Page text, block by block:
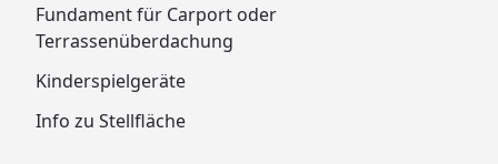
Fundament für Carport oder
Terrassenüberdachung
Kinderspielgeräte
Info zu Stellfläche